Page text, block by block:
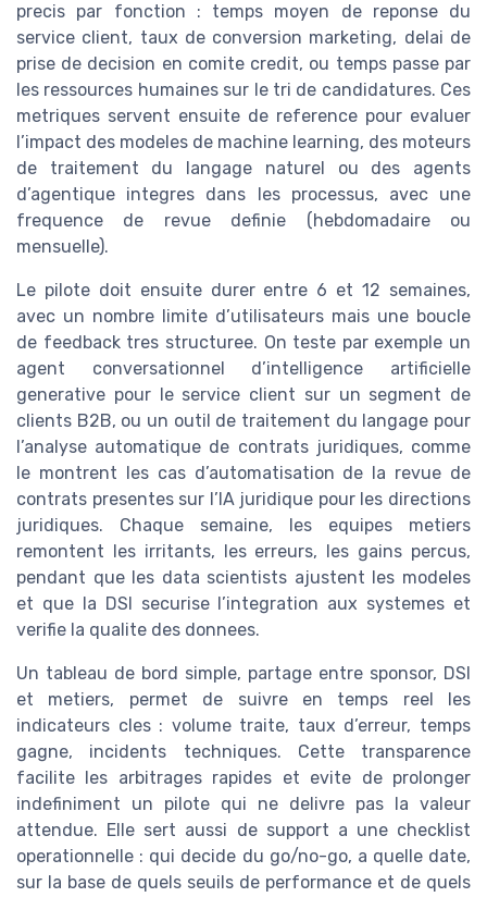
precis par fonction : temps moyen de reponse du
service client, taux de conversion marketing, delai de
prise de decision en comite credit, ou temps passe par
les ressources humaines sur le tri de candidatures. Ces
metriques servent ensuite de reference pour evaluer
l’impact des modeles de machine learning, des moteurs
de traitement du langage naturel ou des agents
d’agentique integres dans les processus, avec une
frequence de revue definie (hebdomadaire ou
mensuelle).
Le pilote doit ensuite durer entre 6 et 12 semaines,
avec un nombre limite d’utilisateurs mais une boucle
de feedback tres structuree. On teste par exemple un
agent conversationnel d’intelligence artificielle
generative pour le service client sur un segment de
clients B2B, ou un outil de traitement du langage pour
l’analyse automatique de contrats juridiques, comme
le montrent les cas d’automatisation de la revue de
contrats presentes sur l’IA juridique pour les directions
juridiques. Chaque semaine, les equipes metiers
remontent les irritants, les erreurs, les gains percus,
pendant que les data scientists ajustent les modeles
et que la DSI securise l’integration aux systemes et
verifie la qualite des donnees.
Un tableau de bord simple, partage entre sponsor, DSI
et metiers, permet de suivre en temps reel les
indicateurs cles : volume traite, taux d’erreur, temps
gagne, incidents techniques. Cette transparence
facilite les arbitrages rapides et evite de prolonger
indefiniment un pilote qui ne delivre pas la valeur
attendue. Elle sert aussi de support a une checklist
operationnelle : qui decide du go/no-go, a quelle date,
sur la base de quels seuils de performance et de quels